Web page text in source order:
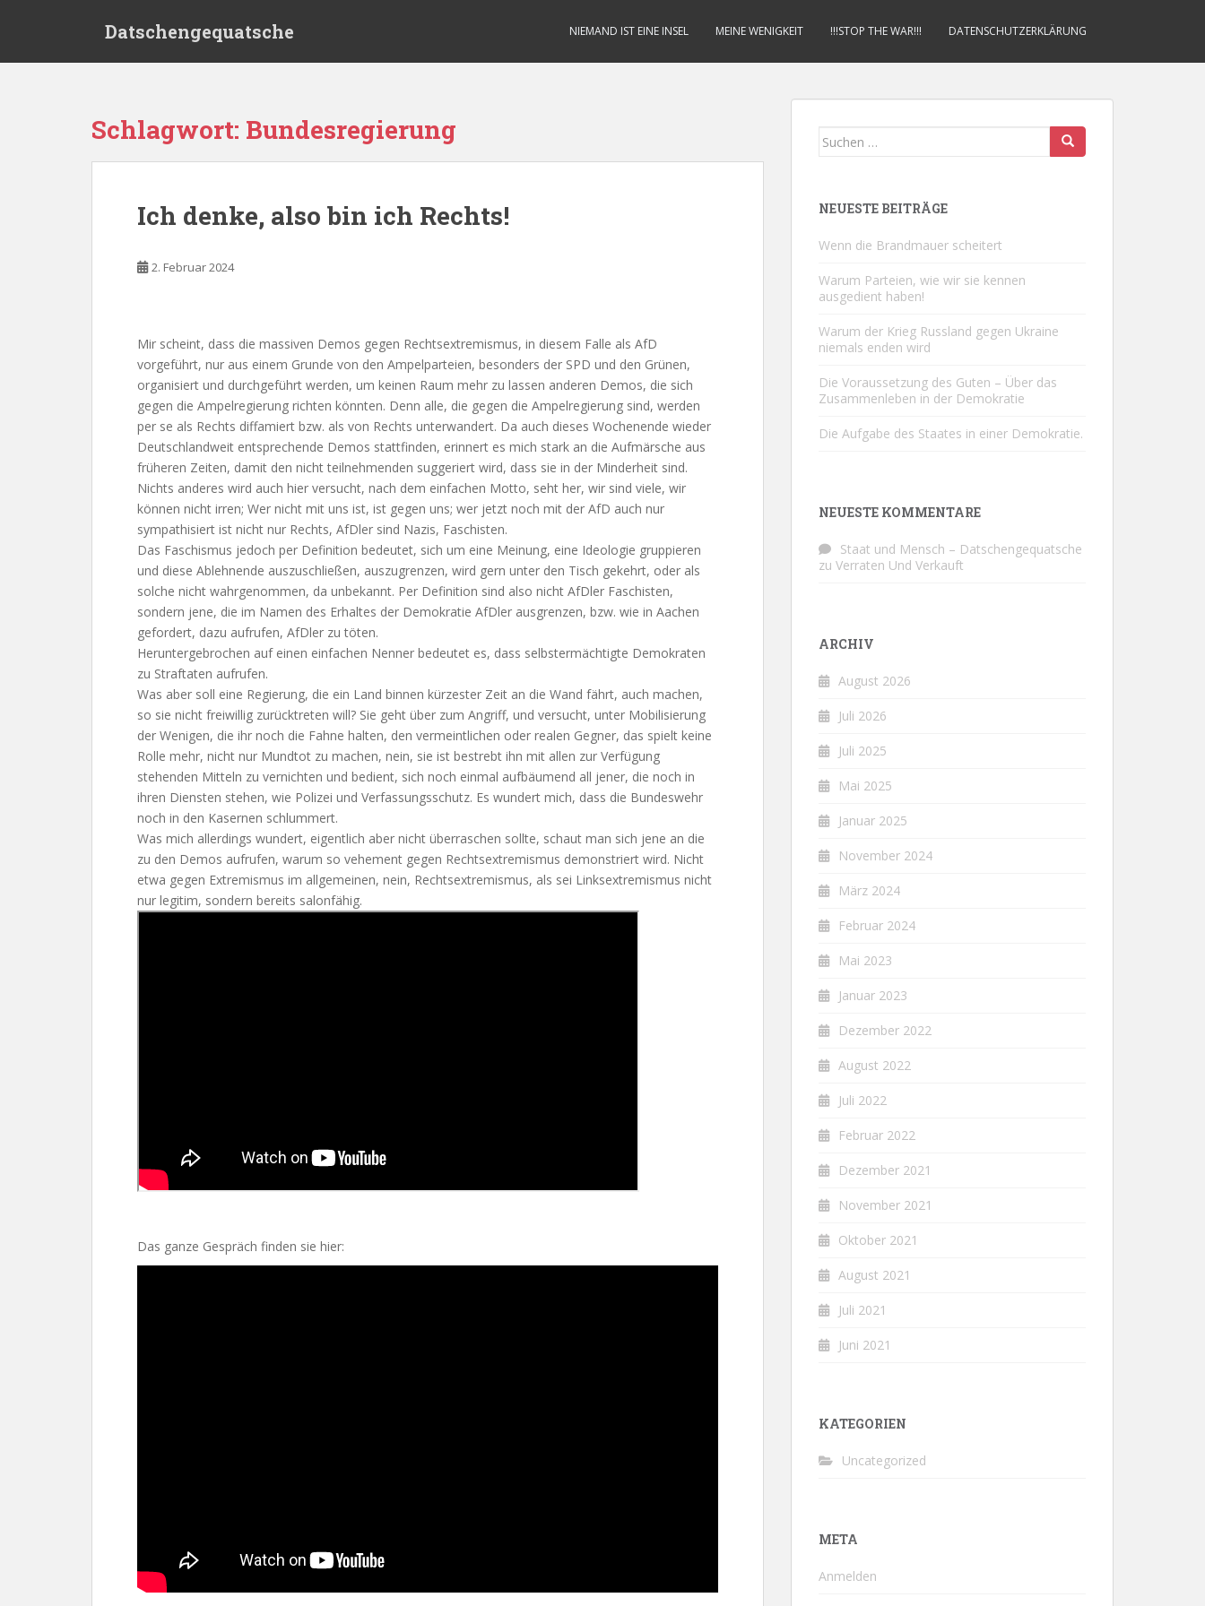
Datschengequatsche NIEMAND IST EINE INSEL MEINE WENIGKEIT !!!STOP THE WAR!!! DATENSCHUTZERKLÄRUNG
Schlagwort: Bundesregierung
Ich denke, also bin ich Rechts!
2. Februar 2024
Mir scheint, dass die massiven Demos gegen Rechtsextremismus, in diesem Falle als AfD
vorgeführt, nur aus einem Grunde von den Ampelparteien, besonders der SPD und den Grünen,
organisiert und durchgeführt werden, um keinen Raum mehr zu lassen anderen Demos, die sich
gegen die Ampelregierung richten könnten. Denn alle, die gegen die Ampelregierung sind, werden
per se als Rechts diffamiert bzw. als von Rechts unterwandert. Da auch dieses Wochenende wieder
Deutschlandweit entsprechende Demos stattfinden, erinnert es mich stark an die Aufmärsche aus
früheren Zeiten, damit den nicht teilnehmenden suggeriert wird, dass sie in der Minderheit sind.
Nichts anderes wird auch hier versucht, nach dem einfachen Motto, seht her, wir sind viele, wir
können nicht irren; Wer nicht mit uns ist, ist gegen uns; wer jetzt noch mit der AfD auch nur
sympathisiert ist nicht nur Rechts, AfDler sind Nazis, Faschisten.
Das Faschismus jedoch per Definition bedeutet, sich um eine Meinung, eine Ideologie gruppieren
und diese Ablehnende auszuschließen, auszugrenzen, wird gern unter den Tisch gekehrt, oder als
solche nicht wahrgenommen, da unbekannt. Per Definition sind also nicht AfDler Faschisten,
sondern jene, die im Namen des Erhaltes der Demokratie AfDler ausgrenzen, bzw. wie in Aachen
gefordert, dazu aufrufen, AfDler zu töten.
Heruntergebrochen auf einen einfachen Nenner bedeutet es, dass selbstermächtigte Demokraten
zu Straftaten aufrufen.
Was aber soll eine Regierung, die ein Land binnen kürzester Zeit an die Wand fährt, auch machen,
so sie nicht freiwillig zurücktreten will? Sie geht über zum Angriff, und versucht, unter Mobilisierung
der Wenigen, die ihr noch die Fahne halten, den vermeintlichen oder realen Gegner, das spielt keine
Rolle mehr, nicht nur Mundtot zu machen, nein, sie ist bestrebt ihn mit allen zur Verfügung
stehenden Mitteln zu vernichten und bedient, sich noch einmal aufbäumend all jener, die noch in
ihren Diensten stehen, wie Polizei und Verfassungsschutz. Es wundert mich, dass die Bundeswehr
noch in den Kasernen schlummert.
Was mich allerdings wundert, eigentlich aber nicht überraschen sollte, schaut man sich jene an die
zu den Demos aufrufen, warum so vehement gegen Rechtsextremismus demonstriert wird. Nicht
etwa gegen Extremismus im allgemeinen, nein, Rechtsextremismus, als sei Linksextremismus nicht
nur legitim, sondern bereits salonfähig.
Das ganze Gespräch finden sie hier:
Suchen
NEUESTE BEITRÄGE
Wenn die Brandmauer scheitert
Warum Parteien, wie wir sie kennen
ausgedient haben!
Warum der Krieg Russland gegen Ukraine
niemals enden wird
Die Voraussetzung des Guten – Über das
Zusammenleben in der Demokratie
Die Aufgabe des Staates in einer Demokratie.
NEUESTE KOMMENTARE
Staat und Mensch – Datschengequatsche
zu Verraten Und Verkauft
ARCHIV
August 2026
Juli 2026
Juli 2025
Mai 2025
Januar 2025
November 2024
März 2024
Februar 2024
Mai 2023
Januar 2023
Dezember 2022
August 2022
Juli 2022
Februar 2022
Dezember 2021
November 2021
Oktober 2021
August 2021
Juli 2021
Juni 2021
KATEGORIEN
Uncategorized
META
Anmelden